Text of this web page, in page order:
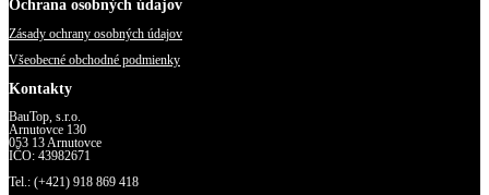
Ochrana osobných údajov
Zásady ochrany osobných údajov
Všeobecné obchodné podmienky
Kontakty
BauTop, s.r.o.
Arnutovce 130
053 13 Arnutovce
IČO: 43982671
Tel.: (+421) 918 869 418